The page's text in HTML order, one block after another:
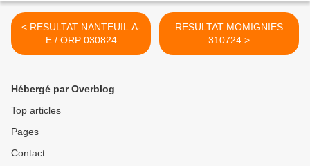
< RESULTAT NANTEUIL A-
E / ORP 030824
RESULTAT MOMIGNIES
310724 >
Hébergé par Overblog
Top articles
Pages
Contact